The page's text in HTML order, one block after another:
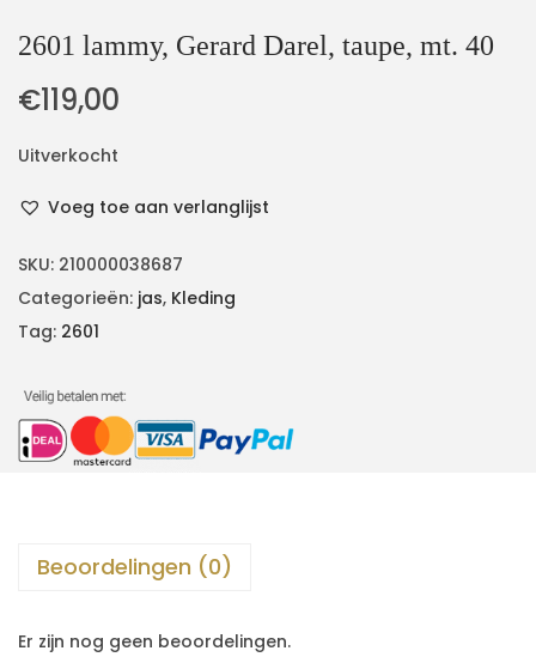
2601 lammy, Gerard Darel, taupe, mt. 40
€119,00
Uitverkocht
Voeg toe aan verlanglijst
SKU: 210000038687
Categorieën: jas, Kleding
Tag: 2601
Beoordelingen (0)
Er zijn nog geen beoordelingen.